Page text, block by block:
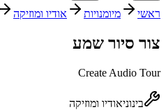
ראשי
מיומנויות אודיו ומוזיקה
צור סיור שמע
Create Audio Tour
בינוניאודיו ומוזיקה